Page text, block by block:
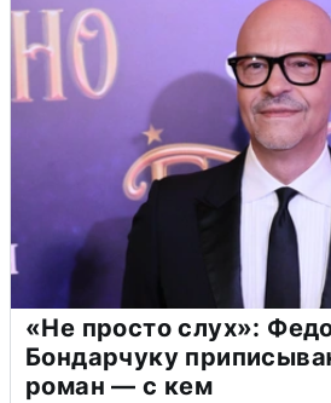
«Не просто слух»:
Бондарчуку
роман — с кем